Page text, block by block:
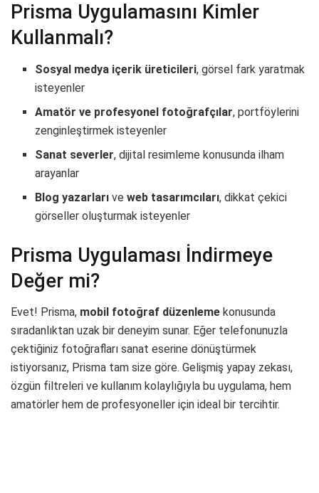
Prisma Uygulamasını Kimler
Kullanmalı?
Sosyal medya içerik üreticileri, görsel fark yaratmak
isteyenler
Amatör ve profesyonel fotoğrafçılar, portföylerini
zenginleştirmek isteyenler
Sanat severler, dijital resimleme konusunda ilham
arayanlar
Blog yazarları veweb tasarımcıları, dikkat çekici
görseller oluşturmak isteyenler
Prisma Uygulaması İndirmeye
Değer mi?
Evet! Prisma, mobil fotoğraf düzenleme konusunda
sıradanlıktan uzak bir deneyim sunar. Eğer telefonunuzla
çektiğiniz fotoğrafları sanat eserine dönüştürmek
istiyorsanız, Prisma tam size göre. Gelişmiş yapay zekası,
özgün filtreleri ve kullanım kolaylığıyla bu uygulama, hem
amatörler hem de profesyoneller için ideal bir tercihtir.